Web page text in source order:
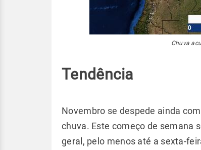
Chuva
Tendência
Novembro se despede ainda
chuva. Este começo de semana
geral, pelo menos até a sexta-